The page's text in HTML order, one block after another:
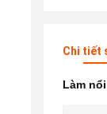
Chi tiết
Làm